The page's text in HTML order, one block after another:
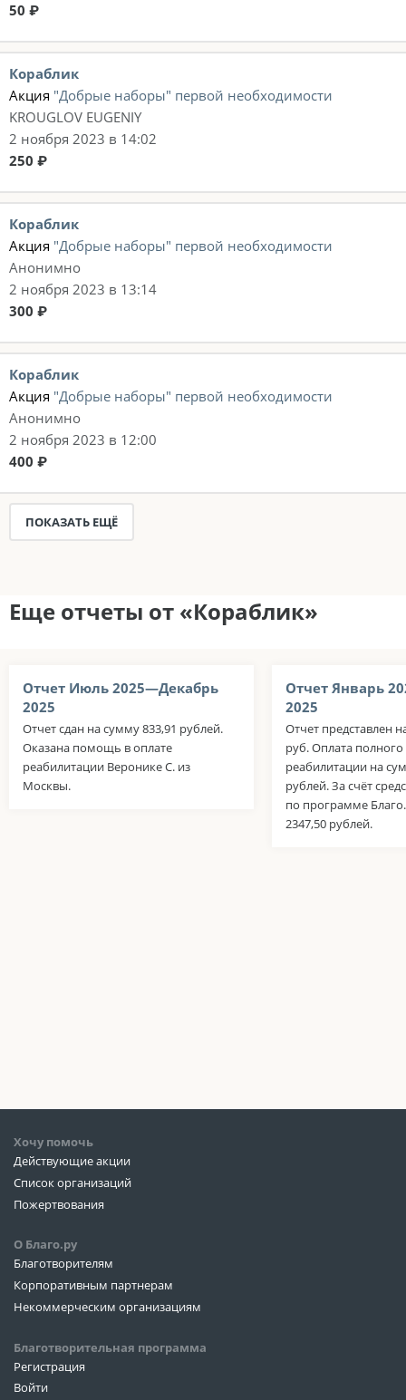
50 ₽
Кораблик
Акция "Добрые наборы" первой необходимости
KROUGLOV EUGENIY
2 ноября 2023 в 14:02
250 ₽
Кораблик
Акция "Добрые наборы" первой необходимости
Анонимно
2 ноября 2023 в 13:14
300 ₽
Кораблик
Акция "Добрые наборы" первой необходимости
Анонимно
2 ноября 2023 в 12:00
400 ₽
ПОКАЗАТЬ ЕЩЁ
Еще отчеты от «Кораблик»
Отчет Июль 2025—Декабрь
2025
Отчет сдан на сумму 833,91 рублей.
Оказана помощь в оплате
реабилитации Веронике С. из
Москвы.
Отчет Январь
2025
Отчет представлен
руб. Оплата полного
реабилитации на
рублей. За счёт
по программе
2347,50 рублей.
Хочу помочь
Действующие акции
Список организаций
Пожертвования
О Благо.ру
Благотворителям
Корпоративным партнерам
Некоммерческим организациям
Благотворительная программа
Регистрация
Войти